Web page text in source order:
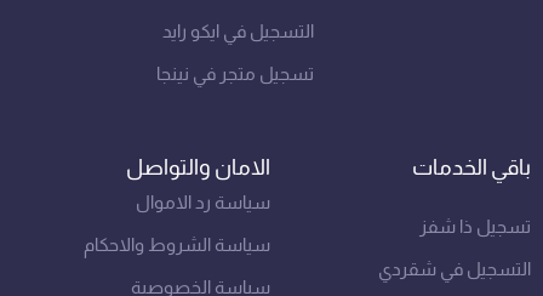
التسجيل في ايكو رايد
تسجيل متجر في نينجا
باقي الخدمات
تسجيل ذا شفز
التسجيل في شقردي
الامان والتواصل
سياسة رد الاموال
سياسة الشروط والاحكام
سياسة الخصوصية